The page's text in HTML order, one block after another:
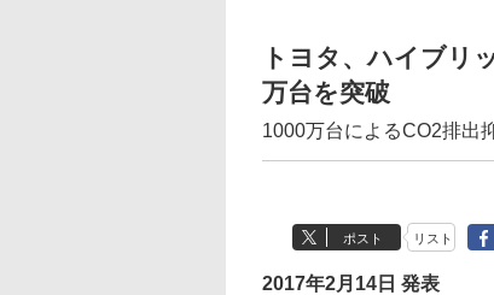
トヨタ、ハイブリ
万台を突破
1000万台によるCO2排出
ポスト リスト
2017年2月14日 発表